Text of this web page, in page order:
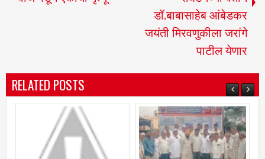
डॉ.बाबासाहेब आंबेडकर
जयंती मिरवणुकीला जरांगे
पाटील येणार
RELATED POSTS